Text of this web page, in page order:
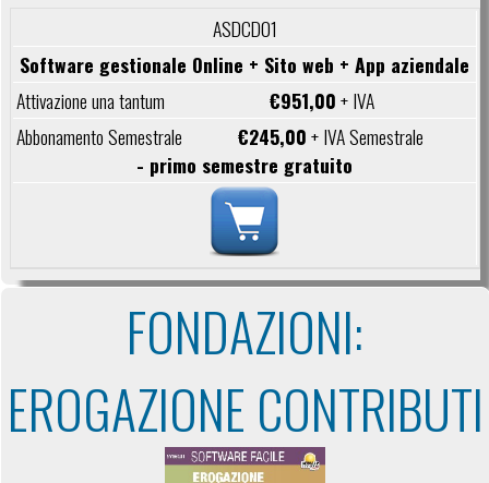
ASDCD01
Software gestionale Online + Sito web + App aziendale
€951,00+ IVA
€245,00+ IVA Semestrale
- primo semestre gratuito
FONDAZIONI:
EROGAZIONE CONTRIBUTI